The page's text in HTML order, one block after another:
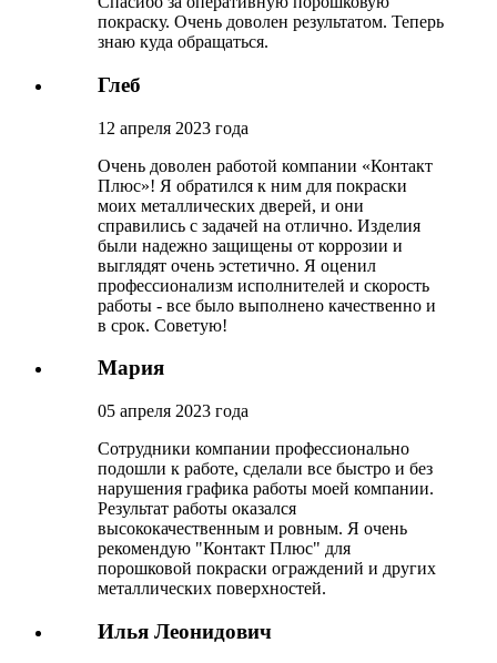
покраску. Очень доволен результатом. Теперь
знаю куда обращаться.
Глеб
12 апреля 2023 года
Очень доволен работой компании «Контакт
Плюс»! Я обратился к ним для покраски
моих металлических дверей, и они
справились с задачей на отлично. Изделия
были надежно защищены от коррозии и
выглядят очень эстетично. Я оценил
профессионализм исполнителей и скорость
работы - все было выполнено качественно и
в срок. Советую!
Мария
05 апреля 2023 года
Сотрудники компании профессионально
подошли к работе, сделали все быстро и без
нарушения графика работы моей компании.
Результат работы оказался
высококачественным и ровным. Я очень
рекомендую "Контакт Плюс" для
порошковой покраски ограждений и других
металлических поверхностей.
Илья Леонидович